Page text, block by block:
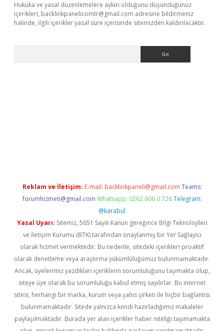
Hukuka ve yasal düzenlemelere aykırı olduğunu düşündüğünüz
içerikleri, backlinkpanelicomtr@gmail.com adresine bildirmeniz
halinde, ilgili içerikler yasal süre içerisinde sitemizden kaldırılacaktır.
Reklam ve İletişim: E-mail: backlinkpaneli@gmail.com Teams:
forumhizmeti@gmail.com Whatsapp: 0262 606 0 726 Telegram:
@karabul
Yasal Uyarı: Sitemiz, 5651 Sayılı Kanun gereğince Bilgi Teknolojileri
ve İletişim Kurumu (BTK) tarafından onaylanmış bir Yer Sağlayıcı
olarak hizmet vermektedir. Bu nedenle, sitedeki içerikleri proaktif
olarak denetleme veya araştırma yükümlülüğümüz bulunmamaktadır.
Ancak, üyelerimiz yazdıkları içeriklerin sorumluluğunu taşımakta olup,
siteye üye olarak bu sorumluluğu kabul etmiş sayılırlar. Bu internet
sitesi, herhangi bir marka, kurum veya şahıs şirketi ile hiçbir bağlantısı
bulunmamaktadır. Sitede yalnızca kendi hazırladığımız makaleler
paylaşılmaktadır. Burada yer alan içerikler haber niteliği taşımamakta